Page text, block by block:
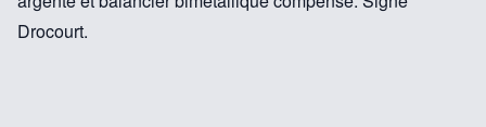
Drocourt.